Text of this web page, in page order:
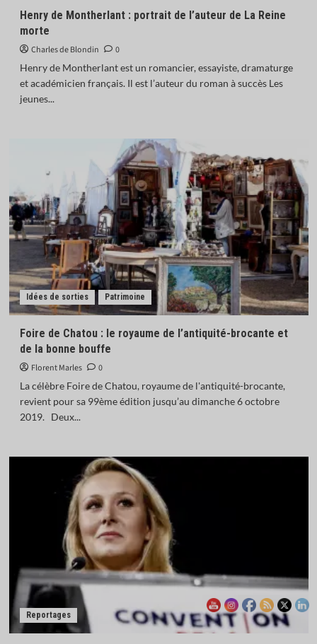
Mauritanie : en libérant neuf salafistes,
Ghazouani confirme l’exception de son pays
L’euro numérique : bastion de la souveraineté
monétaire européenne ?
Actualités Économie
IA : la France investit 655 millions d’euros pour
renforcer sa souveraineté numérique
Actualités Afrique Monde
Madagascar : la transition Randrianirina ouvre
grand la porte à Moscou
Actualités
L’Inde donne son feu vert à l’achat de 114 Rafale
français
Henry de Montherlant : portrait de l’auteur de La Reine
morte
Charles de Blondin
0
Henry de Montherlant est un romancier, essayiste, dramaturge
et académicien français. Il est l’auteur du roman à succès Les
jeunes...
Idées de sorties Patrimoine
Foire de Chatou : le royaume de l’antiquité-brocante et
de la bonne bouffe
Florent Marles
0
La célèbre Foire de Chatou, royaume de l'antiquité-brocante,
revient pour sa 99ème édition jusqu’au dimanche 6 octobre
2019. Deux...
Reportages